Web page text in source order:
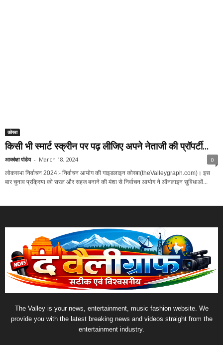
कोरबा
किसी भी स्मार्ट स्क्रीन पर पढ़ लीजिए अपने नेताजी की प्रॉपर्टी...
आकांक्षा पांडेय - March 18, 2024 0
लोकसभा निर्वाचन 2024:- निर्वाचन आयोग की गाइडलाइन कोरबा(theValleygraph.com)। इस
बार चुनाव प्रक्रिया को सरल और सहज बनाने की मंशा से निर्वाचन आयोग ने ऑनलाइन सुविधाओं...
The Valley is your news, entertainment, music fashion website. We
provide you with the latest breaking news and videos straight from the
entertainment industry.